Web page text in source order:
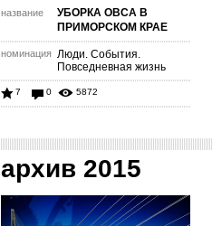
название
УБОРКА ОВСА В
ПРИМОРСКОМ КРАЕ
номинация Люди. События.
Повседневная жизнь
7 0 5872
архив 2015